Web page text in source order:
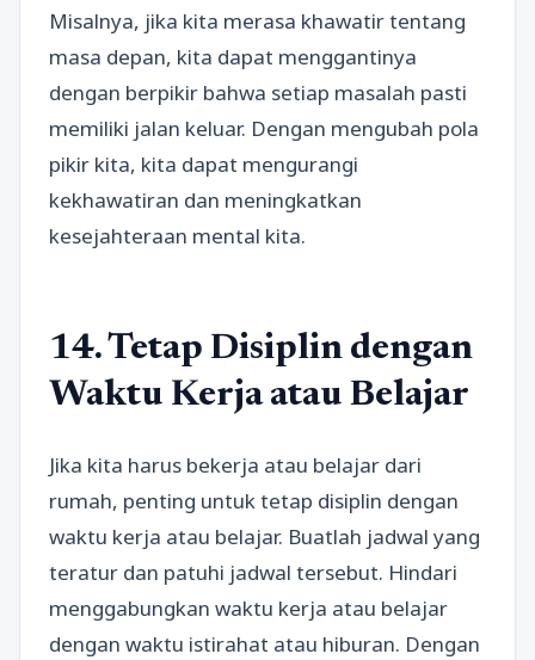
Misalnya, jika kita merasa khawatir tentang
masa depan, kita dapat menggantinya
dengan berpikir bahwa setiap masalah pasti
memiliki jalan keluar. Dengan mengubah pola
pikir kita, kita dapat mengurangi
kekhawatiran dan meningkatkan
kesejahteraan mental kita.
14. Tetap Disiplin dengan
Waktu Kerja atau Belajar
Jika kita harus bekerja atau belajar dari
rumah, penting untuk tetap disiplin dengan
waktu kerja atau belajar. Buatlah jadwal yang
teratur dan patuhi jadwal tersebut. Hindari
menggabungkan waktu kerja atau belajar
dengan waktu istirahat atau hiburan. Dengan